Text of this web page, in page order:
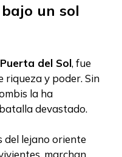
un sol
Puerta del Sol, fue
riqueza y poder. Sin
la ha
devastado.
del lejano oriente
marchan